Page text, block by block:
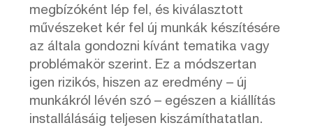
megbízóként lép fel, és kiválasztott
művészeket kér fel új munkák készítésére
az általa gondozni kívánt tematika vagy
problémakör szerint. Ez a módszertan
igen rizikós, hiszen az eredmény – új
munkákról lévén szó – egészen a kiállítás
installálásáig teljesen kiszámíthatatlan.